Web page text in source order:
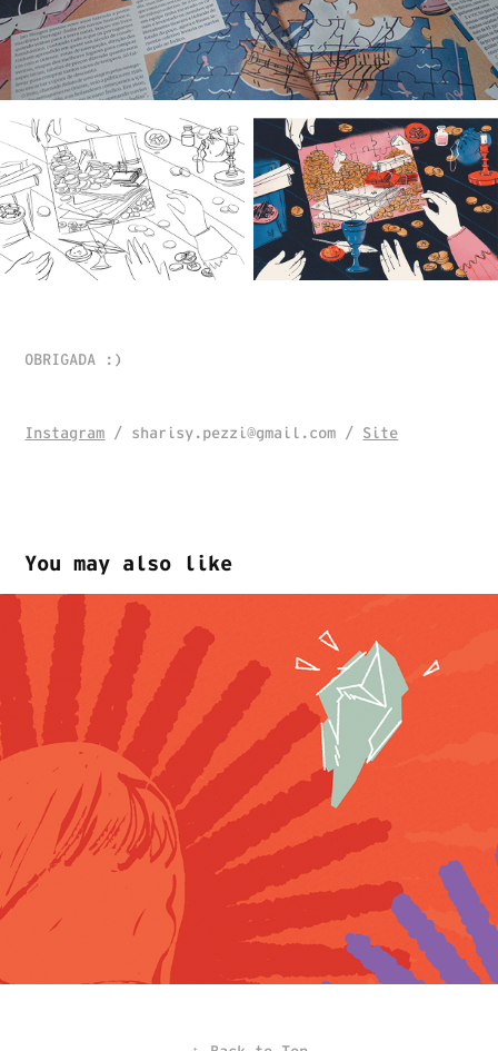
OBRIGADA :)
Instagram / sharisy.pezzi@gmail.com / Site
You may also like
Chega Mais
2024